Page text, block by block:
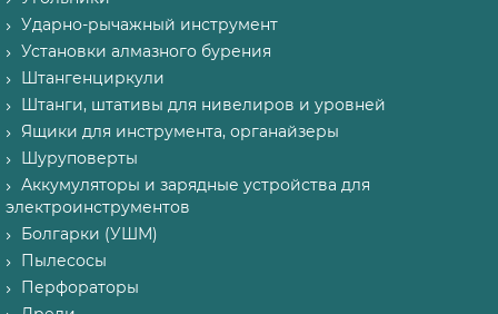
Ударно-рычажный инструмент
Установки алмазного бурения
Штангенциркули
Штанги, штативы для нивелиров и уровней
Ящики для инструмента, органайзеры
Шуруповерты
Аккумуляторы и зарядные устройства для
электроинструментов
Болгарки (УШМ)
Пылесосы
Перфораторы